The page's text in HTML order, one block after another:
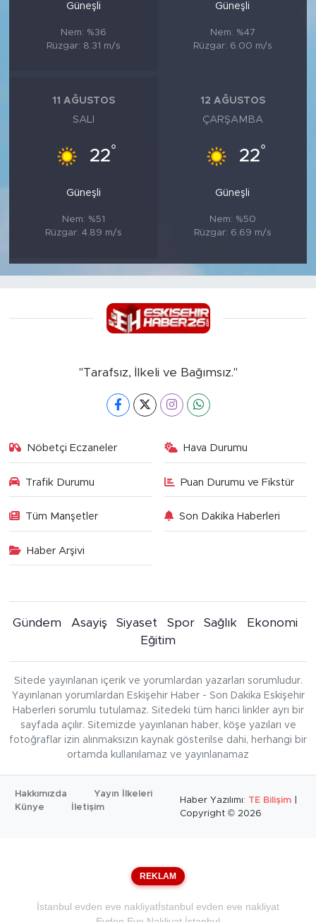
Güneşli
Nem: %36
Rüzgar: 8.31 m/s
Güneşli
Nem: %47
Rüzgar: 6.00 m/s
11 AĞUSTOS
SALI
22°
Güneşli
Nem: %51
Rüzgar: 4.89 m/s
12 AĞUSTOS
ÇARŞAMBA
22°
Güneşli
Nem: %50
Rüzgar: 6.69 m/s
"Tarafsız, İlkeli ve Bağımsız."
Nöbetçi Eczaneler Hava Durumu
Trafik Durumu Puan Durumu ve Fikstür
Tüm Manşetler Son Dakika Haberleri
Haber Arşivi
Gündem Asayiş Siyaset Spor Sağlık
Ekonomi
Eğitim
Sitede yayınlanan içerik ve yorumlardan yazarları sorumludur.
Yayınlanan yorumlardan Eskişehir Haber - Son Dakika Eskişehir
Haberleri sorumlu tutulamaz. Sitedeki tüm harici linkler ayrı bir
sayfada açılır. Sitemizde yayınlanan haber, köşe yazıları ve
fotoğraflar izin alınmaksızın kaynak gösterilse dahi, herhangi bir
ortamda kullanılamaz ve yayınlanamaz
Hakkımızda
Yayın İlkeleri
Künye
İletişim
Haber Yazılımı: TE Bilişim
Copyright © 2026
REKLAM
İstanbul evden eve nakliyatİstanbul evden eve nakliyat